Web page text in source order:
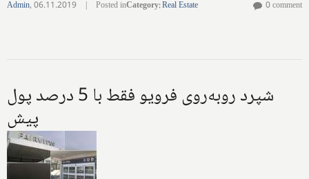
Admin,06.11.2019 | Posted inCategory:Real Estate 0 comment
شپرد روبه‌روی فرویو فقط با 5 درصد پول
پیش